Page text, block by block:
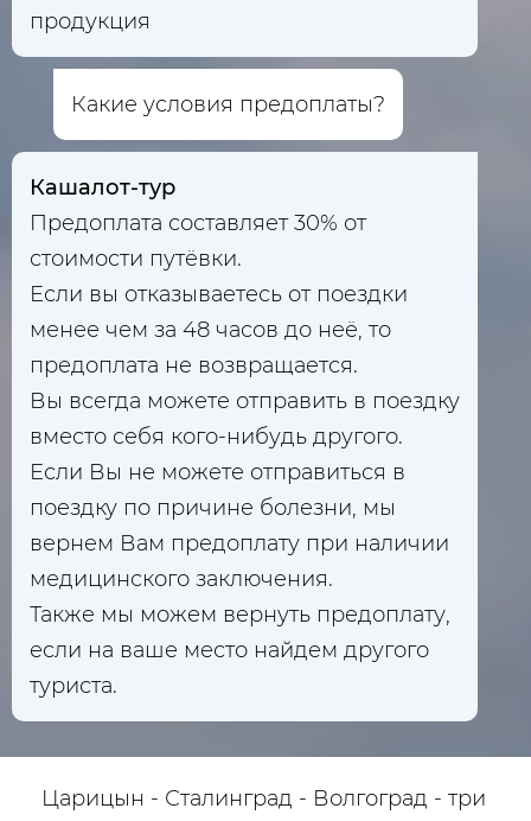
продукция
Какие условия предоплаты?
Кашалот-тур
Предоплата составляет 30% от
стоимости путёвки.
Если вы отказываетесь от поездки
менее чем за 48 часов до неё, то
предоплата не возвращается.
Вы всегда можете отправить в поездку
вместо себя кого-нибудь другого.
Если Вы не можете отправиться в
поездку по причине болезни, мы
вернем Вам предоплату при наличии
медицинского заключения.
Также мы можем вернуть предоплату,
если на ваше место найдем другого
туриста.
Царицын - Сталинград - Волгоград - три